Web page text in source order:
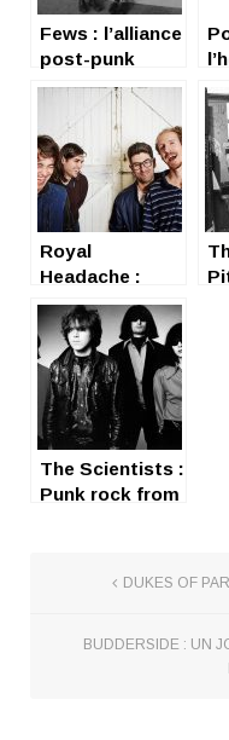
Fews : l’alliance
post-punk
américano-
Royal
Headache :
Garage punk au
pays des
Kangourous
The Scientists :
Punk rock from
DUKES OF
BUDDERSIDE : UN